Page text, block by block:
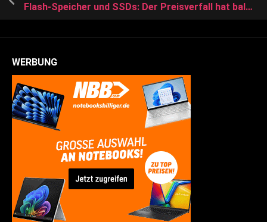
Flash-Speicher und SSDs: Der Preisverfall hat bald ein Ende
WERBUNG